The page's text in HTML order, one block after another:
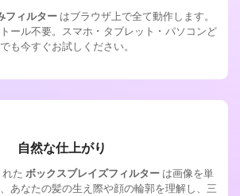
フィルターはブラウザ上で全て動作します。
ール不要。スマホ・タブレット・パソコンど
も今すぐお試しください。
自然な仕上がり
た ボックスブレイズフィルター は画像を単
あなたの髪の生え際や顔の輪郭を理解し、三